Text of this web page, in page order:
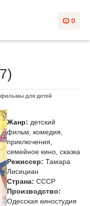
0
для детей
Жанр: детский
фильм, комедия,
приключения,
семейное кино, сказка
Режиссер: Тамара
Лисициан
Страна: СССР
Производство:
Одесская киностудия